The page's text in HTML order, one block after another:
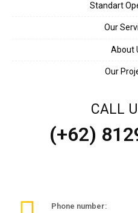
Standart
Our
About
Our
CALL
(+62)
Phone number: